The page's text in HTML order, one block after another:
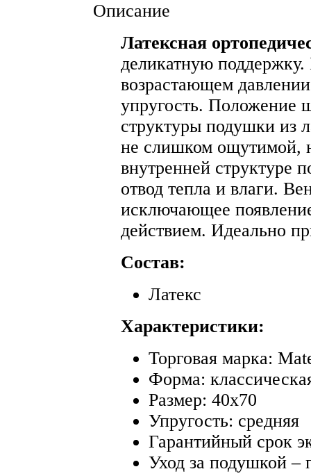
Описание
Латексная
деликатную
возрастающем
упругость. Положение
структуры подушки из
не слишком ощутимой,
внутренней структуре
отвод тепла и влаги.
исключающее
действием. Идеально
Состав:
Латекс
Характеристики:
Торговая марка:
Форма:
Размер: 40х70
Упругость: средняя
Гарантийный срок
Уход за подушкой –